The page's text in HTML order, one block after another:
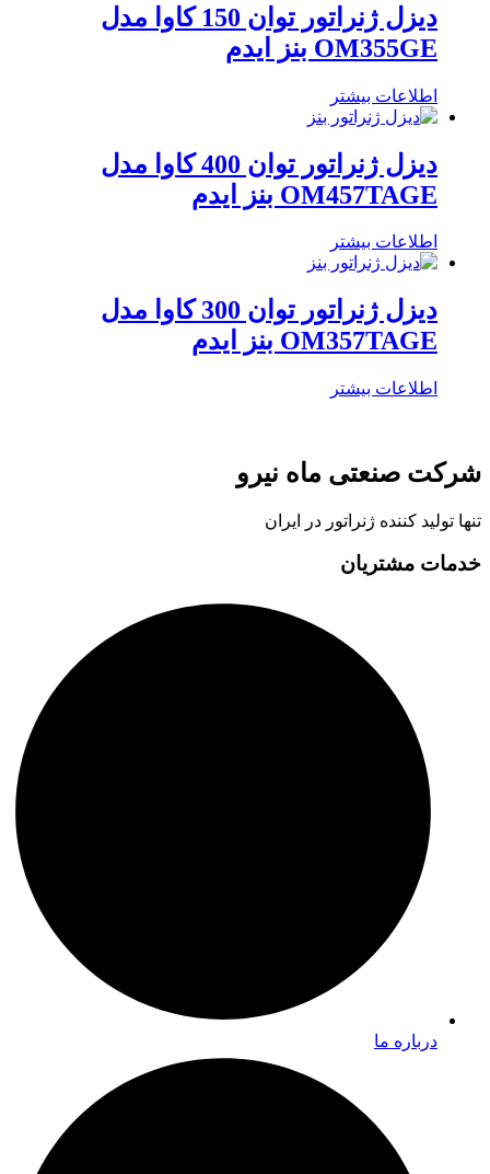
دیزل ژنراتور توان 150 کاوا مدل
OM355GE بنز ایدم
اطلاعات بیشتر
دیزل ژنراتور توان 400 کاوا مدل
OM457TAGE بنز ایدم
اطلاعات بیشتر
دیزل ژنراتور توان 300 کاوا مدل
OM357TAGE بنز ایدم
اطلاعات بیشتر
شرکت صنعتی ماه نیرو
تنها تولید کننده ژنراتور در ایران
خدمات مشتریان
درباره ما